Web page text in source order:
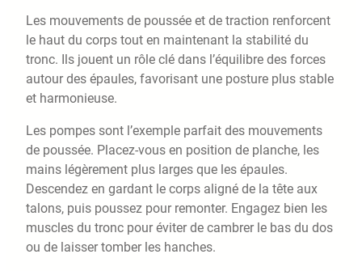
Les mouvements de poussée et de traction renforcent
le haut du corps tout en maintenant la stabilité du
tronc. Ils jouent un rôle clé dans l’équilibre des forces
autour des épaules, favorisant une posture plus stable
et harmonieuse.
Les pompes sont l’exemple parfait des mouvements
de poussée. Placez-vous en position de planche, les
mains légèrement plus larges que les épaules.
Descendez en gardant le corps aligné de la tête aux
talons, puis poussez pour remonter. Engagez bien les
muscles du tronc pour éviter de cambrer le bas du dos
ou de laisser tomber les hanches.